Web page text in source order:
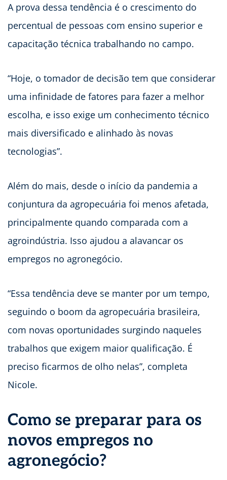
A prova dessa tendência é o crescimento do
percentual de pessoas com ensino superior e
capacitação técnica trabalhando no campo.
“Hoje, o tomador de decisão tem que considerar
uma infinidade de fatores para fazer a melhor
escolha, e isso exige um conhecimento técnico
mais diversificado e alinhado às novas
tecnologias”.
Além do mais, desde o início da pandemia a
conjuntura da agropecuária foi menos afetada,
principalmente quando comparada com a
agroindústria. Isso ajudou a alavancar os
empregos no agronegócio.
“Essa tendência deve se manter por um tempo,
seguindo o boom da agropecuária brasileira,
com novas oportunidades surgindo naqueles
trabalhos que exigem maior qualificação. É
preciso ficarmos de olho nelas”, completa
Nicole.
Como se preparar para os
novos empregos no
agronegócio?